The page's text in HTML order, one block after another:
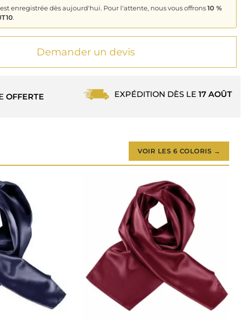
enregistrée dès aujourd'hui. Pour l'attente, nous vous offrons10 %
.
Demander un devis
OFFERTE EXPÉDITION DÈS LE 17 AOÛT
VOIR LES 6 COLORIS →